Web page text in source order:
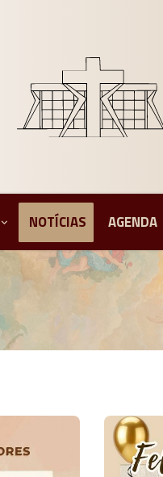
NOTÍCIAS AGENDA